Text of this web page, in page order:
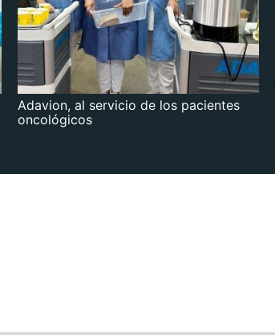
Adavion, al servicio de los pacientes
oncológicos